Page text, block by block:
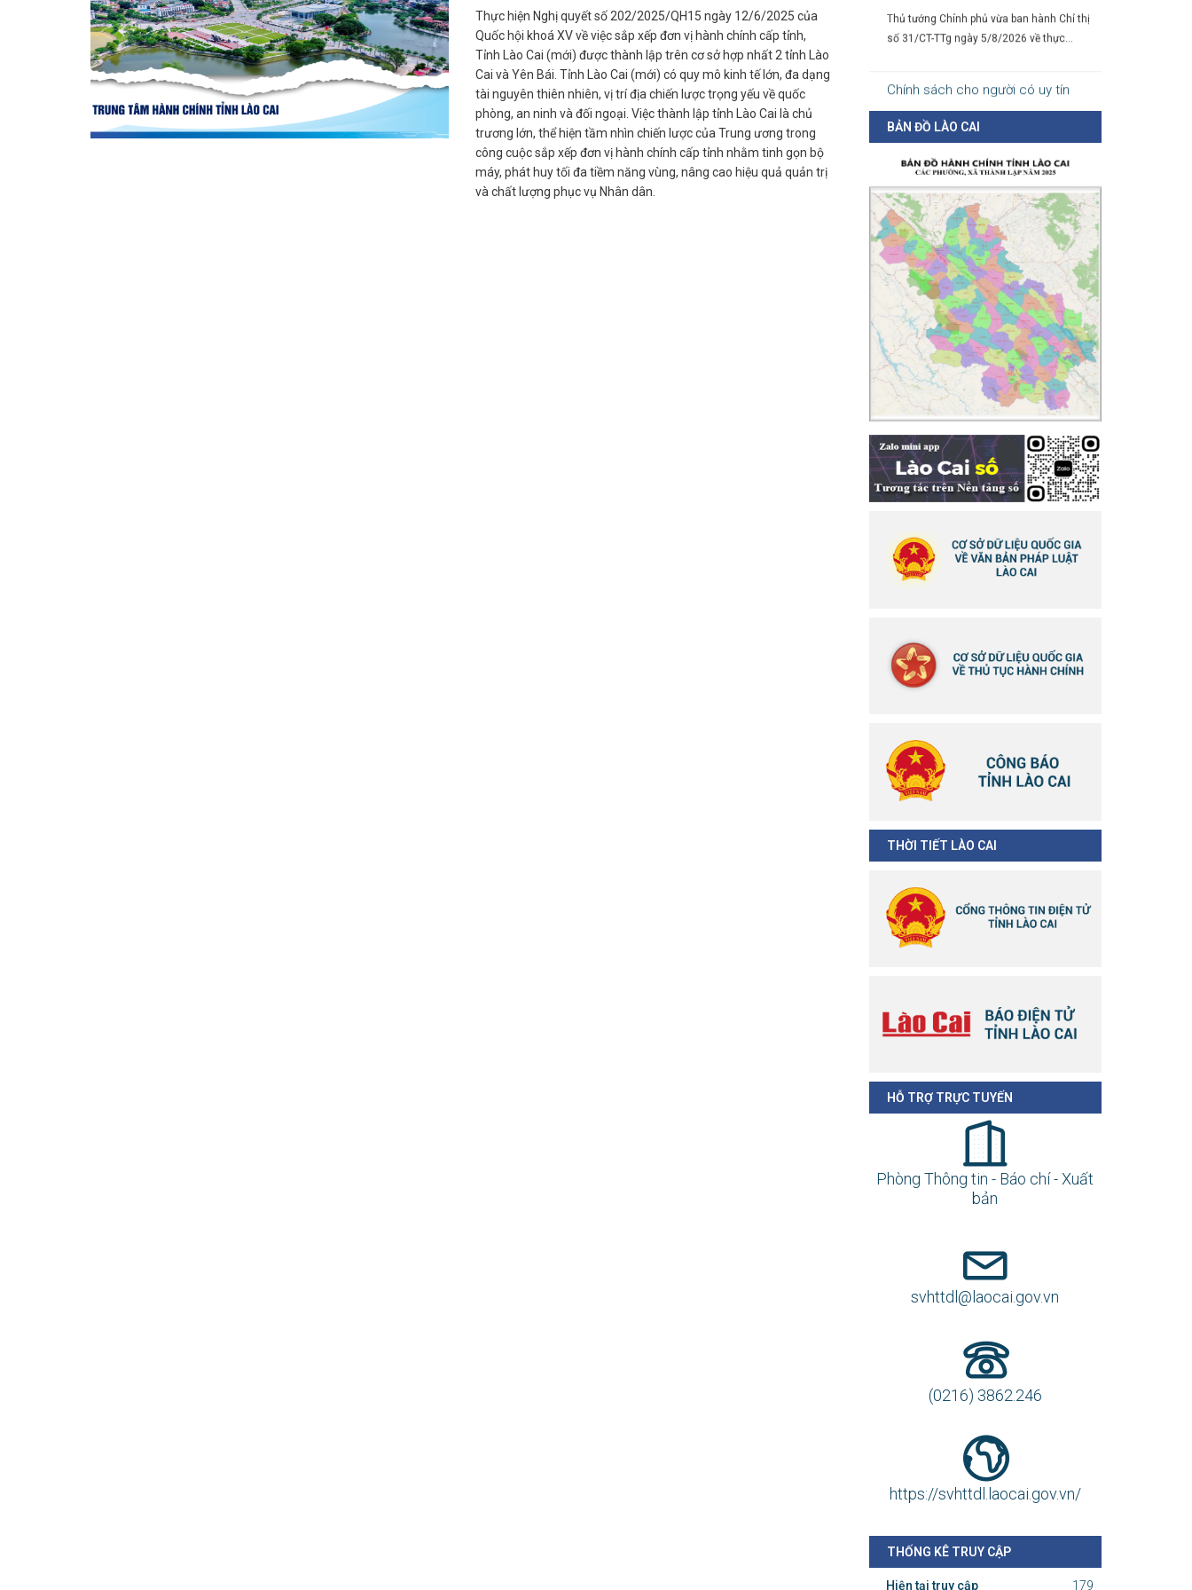
Thực hiện Nghị quyết số 202/2025/QH15 ngày 12/6/2025 của
Quốc hội khoá XV về việc sắp xếp đơn vị hành chính cấp tỉnh,
Tỉnh Lào Cai (mới) được thành lập trên cơ sở hợp nhất 2 tỉnh Lào
Cai và Yên Bái. Tỉnh Lào Cai (mới) có quy mô kinh tế lớn, đa dạng
tài nguyên thiên nhiên, vị trí địa chiến lược trọng yếu về quốc
phòng, an ninh và đối ngoại. Việc thành lập tỉnh Lào Cai là chủ
trương lớn, thể hiện tầm nhìn chiến lược của Trung ương trong
công cuộc sắp xếp đơn vị hành chính cấp tỉnh nhằm tinh gọn bộ
máy, phát huy tối đa tiềm năng vùng, nâng cao hiệu quả quản trị
và chất lượng phục vụ Nhân dân.
số 31/CT-TTg ngày 5/8/2026 về thực...
trong vùng đồng bào dân tộc thiểu
số
05-08-2026
Nghị định số 307/2026/NĐ-CP quy định
chính sách hỗ trợ, khen thưởng và tôn...
BẢN ĐỒ LÀO CAI
THỜI TIẾT LÀO CAI
HỖ TRỢ TRỰC TUYẾN
Phòng Thông tin - Báo chí - Xuất
bản
svhttdl@laocai.gov.vn
(0216) 3862.246
https://svhttdl.laocai.gov.vn/
THỐNG KÊ TRUY CẬP
Hiện tại truy cập 179